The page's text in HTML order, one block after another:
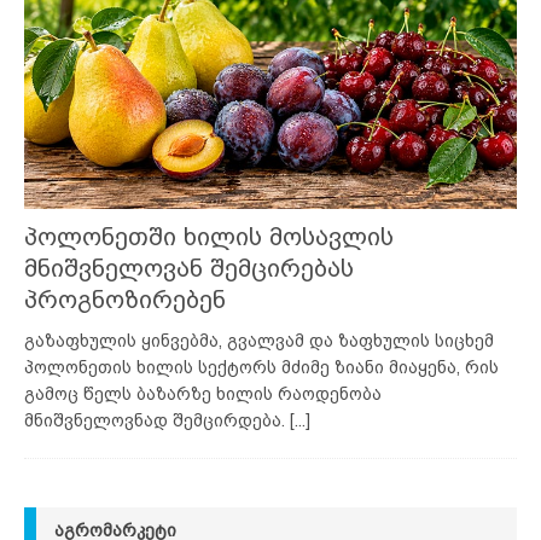
პოლონეთში ხილის მოსავლის
მნიშვნელოვან შემცირებას
პროგნოზირებენ
გაზაფხულის ყინვებმა, გვალვამ და ზაფხულის სიცხემ
პოლონეთის ხილის სექტორს მძიმე ზიანი მიაყენა, რის
გამოც წელს ბაზარზე ხილის რაოდენობა
მნიშვნელოვნად შემცირდება.
[...]
ᲐᲒᲠᲝᲛᲐᲠᲙᲔᲢᲘ